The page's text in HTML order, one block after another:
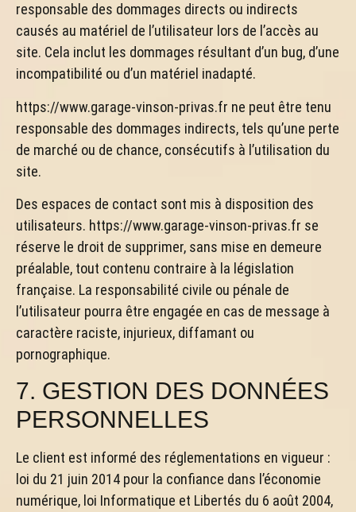
responsable des dommages directs ou indirects
causés au matériel de l’utilisateur lors de l’accès au
site. Cela inclut les dommages résultant d’un bug, d’une
incompatibilité ou d’un matériel inadapté.
https://www.garage-vinson-privas.fr ne peut être tenu
responsable des dommages indirects, tels qu’une perte
de marché ou de chance, consécutifs à l’utilisation du
site.
Des espaces de contact sont mis à disposition des
utilisateurs. https://www.garage-vinson-privas.fr se
réserve le droit de supprimer, sans mise en demeure
préalable, tout contenu contraire à la législation
française. La responsabilité civile ou pénale de
l’utilisateur pourra être engagée en cas de message à
caractère raciste, injurieux, diffamant ou
pornographique.
7. GESTION DES DONNÉES
PERSONNELLES
Le client est informé des réglementations en vigueur :
loi du 21 juin 2014 pour la confiance dans l’économie
numérique, loi Informatique et Libertés du 6 août 2004,